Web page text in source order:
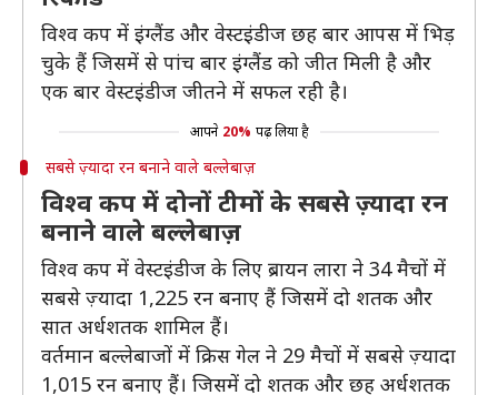
विश्व कप में इंग्लैंड और वेस्टइंडीज छह बार आपस में भिड़
चुके हैं जिसमें से पांच बार इंग्लैंड को जीत मिली है और
एक बार वेस्टइंडीज जीतने में सफल रही है।
आपने 20% पढ़ लिया है
सबसे ज़्यादा रन बनाने वाले बल्लेबाज़
विश्व कप में दोनों टीमों के सबसे ज़्यादा रन
बनाने वाले बल्लेबाज़
विश्व कप में वेस्टइंडीज के लिए ब्रायन लारा ने 34 मैचों में
सबसे ज़्यादा 1,225 रन बनाए हैं जिसमें दो शतक और
सात अर्धशतक शामिल हैं।
वर्तमान बल्लेबाजों में क्रिस गेल ने 29 मैचों में सबसे ज़्यादा
1,015 रन बनाए हैं। जिसमें दो शतक और छह अर्धशतक